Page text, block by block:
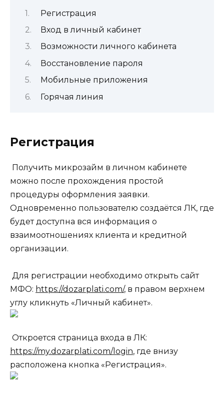
Регистрация
Вход в личный кабинет
Возможности личного кабинета
Восстановление пароля
Мобильные приложения
Горячая линия
Регистрация
Получить микрозайм в личном кабинете
можно после прохождения простой
процедуры оформления заявки.
Одновременно пользователю создаётся ЛК, где
будет доступна вся информация о
взаимоотношениях клиента и кредитной
организации.
Для регистрации необходимо открыть сайт
МФО: https://dozarplati.com/, в правом верхнем
углу кликнуть «Личный кабинет».
Откроется страница входа в ЛК:
https://my.dozarplati.com/login, где внизу
расположена кнопка «Регистрация».